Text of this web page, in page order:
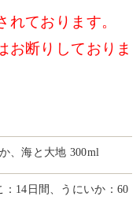
ております。
お断りしておりま
、海と大地 300ml
14日間、うにいか：60